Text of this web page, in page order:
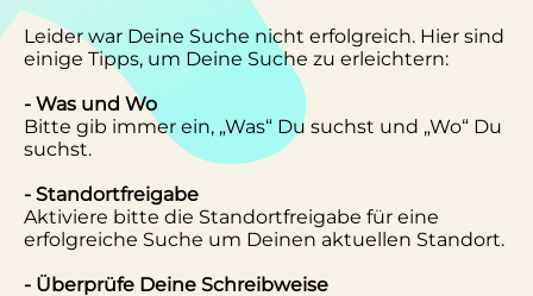
Leider war Deine Suche nicht erfolgreich. Hier sind
einige Tipps, um Deine Suche zu erleichtern:
- Was und Wo
Bitte gib immer ein, „Was“ Du suchst und „Wo“ Du
suchst.
- Standortfreigabe
Aktiviere bitte die Standortfreigabe für eine
erfolgreiche Suche um Deinen aktuellen Standort.
- Überprüfe Deine Schreibweise